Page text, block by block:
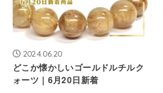
2024.06.20
どこか懐かしいゴールドルチルク
ォーツ｜6月20日新着